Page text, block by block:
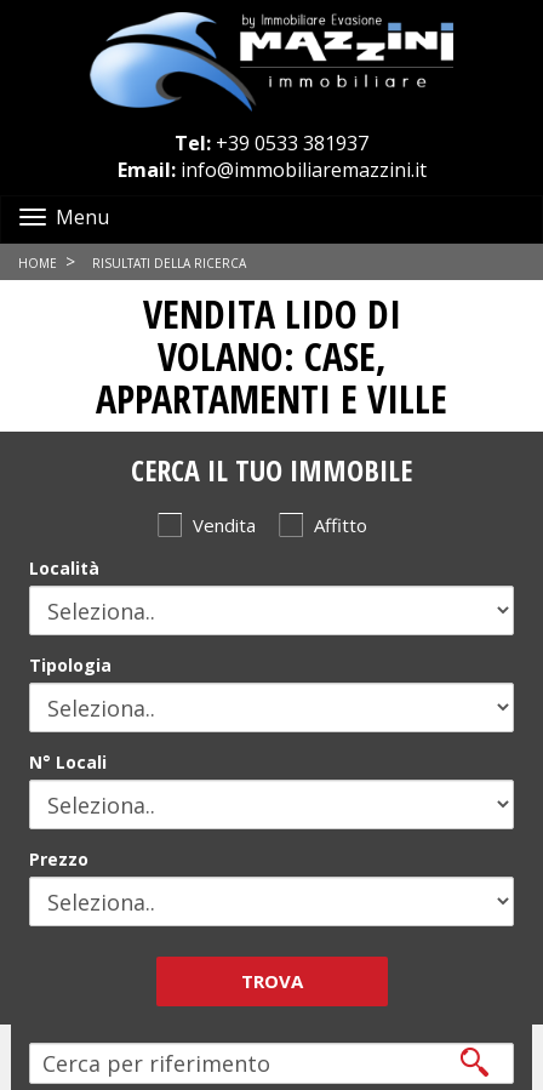
Tel: +39 0533 381937
Email: info@immobiliaremazzini.it
Menu
HOME > RISULTATI DELLA RICERCA
VENDITA LIDO DI
VOLANO: CASE,
APPARTAMENTI E VILLE
CERCA IL TUO IMMOBILE
Vendita Affitto
Località
Tipologia
N° Locali
Prezzo
TROVA